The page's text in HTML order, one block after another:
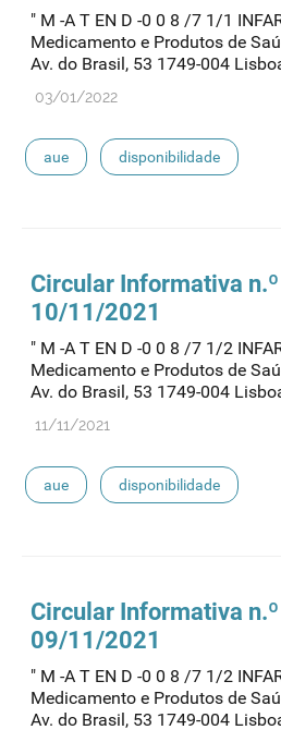
" M -A T EN D -0 0 8 /7 1/1
Medicamento e Produtos de
Av. do Brasil, 53 1749-004
03/01/2022
aue disponibilidade
Circular Informativa
10/11/2021
" M -A T EN D -0 0 8 /7 1/2
Medicamento e Produtos de
Av. do Brasil, 53 1749-004
11/11/2021
aue disponibilidade
Circular Informativa
09/11/2021
" M -A T EN D -0 0 8 /7 1/2
Medicamento e Produtos de
Av. do Brasil, 53 1749-004